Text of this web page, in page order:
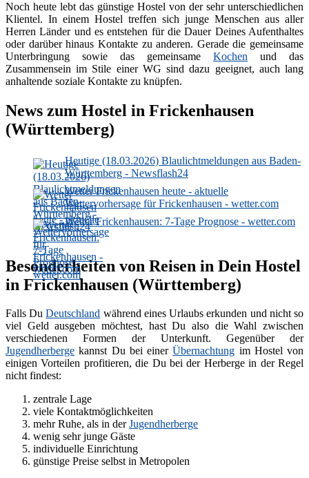
Noch heute lebt das günstige Hostel von der sehr unterschiedlichen
Klientel. In einem Hostel treffen sich junge Menschen aus aller
Herren Länder und es entstehen für die Dauer Deines Aufenthaltes
oder darüber hinaus Kontakte zu anderen. Gerade die gemeinsame
Unterbringung sowie das gemeinsame Kochen und das
Zusammensein im Stile einer WG sind dazu geeignet, auch lang
anhaltende soziale Kontakte zu knüpfen.
News zum Hostel in Frickenhausen
(Württemberg)
Heutige (18.03.2026) Blaulichtmeldungen aus Baden-
Württemberg - Newsflash24
Wetter Frickenhausen heute - aktuelle
Wettervorhersage für Frickenhausen - wetter.com
Wetter Frickenhausen: 7-Tage Prognose - wetter.com
Besonderheiten von Reisen in Dein Hostel
in Frickenhausen (Württemberg)
Falls DuDeutschland während eines Urlaubs erkunden und nicht so
viel Geld ausgeben möchtest, hast Du also die Wahl zwischen
verschiedenen Formen der Unterkunft. Gegenüber der
Jugendherberge kannst Du bei einerÜbernachtung im Hostel von
einigen Vorteilen profitieren, die Du bei der Herberge in der Regel
nicht findest:
zentrale Lage
viele Kontaktmöglichkeiten
mehr Ruhe, als in derJugendherberge
wenig sehr junge Gäste
individuelle Einrichtung
günstige Preise selbst in Metropolen